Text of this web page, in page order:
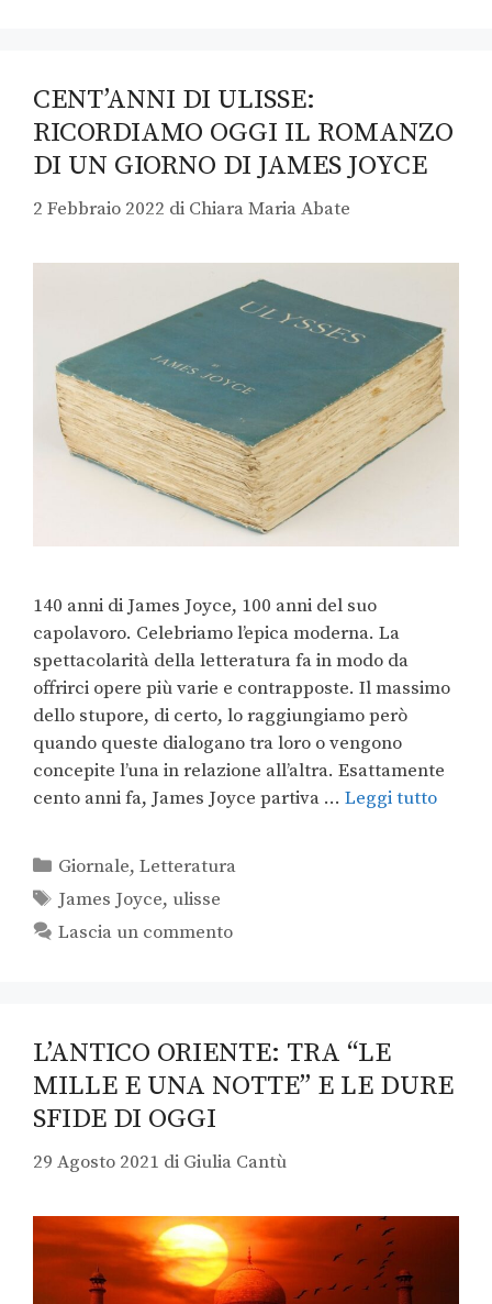
CENT’ANNI DI ULISSE:
RICORDIAMO OGGI IL ROMANZO
DI UN GIORNO DI JAMES JOYCE
2 Febbraio 2022 di Chiara Maria Abate
140 anni di James Joyce, 100 anni del suo
capolavoro. Celebriamo l’epica moderna. La
spettacolarità della letteratura fa in modo da
offrirci opere più varie e contrapposte. Il massimo
dello stupore, di certo, lo raggiungiamo però
quando queste dialogano tra loro o vengono
concepite l’una in relazione all’altra. Esattamente
cento anni fa, James Joyce partiva … Leggi tutto
Giornale,Letteratura
James Joyce, ulisse
Lascia un commento
L’ANTICO ORIENTE: TRA “LE
MILLE E UNA NOTTE” E LE DURE
SFIDE DI OGGI
29 Agosto 2021 di Giulia Cantù